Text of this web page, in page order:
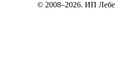
© 2008–2026. ИП